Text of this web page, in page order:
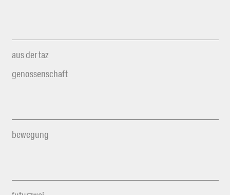
aus der taz
genossenschaft
bewegung